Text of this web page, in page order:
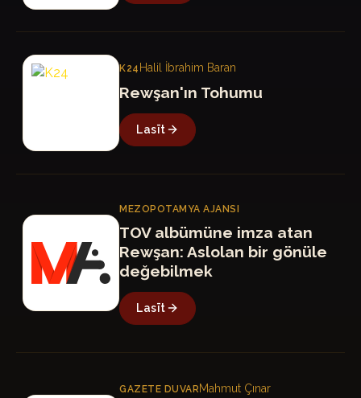
K K24 Halil İbrahim Baran
Rewşan'ın Tohumu
Lasīt
MA
MEZOPOTAMYA AJANSI
TOV albümüne imza atan
Rewşan: Aslolan bir gönüle
değebilmek
Lasīt
GAZETE DUVARMahmut Çınar